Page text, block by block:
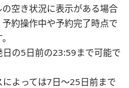
空き状況に表示がある場合
約操作中や予約完了時点で
の5日前の23:59まで可能で
によっては7日～25日前まで